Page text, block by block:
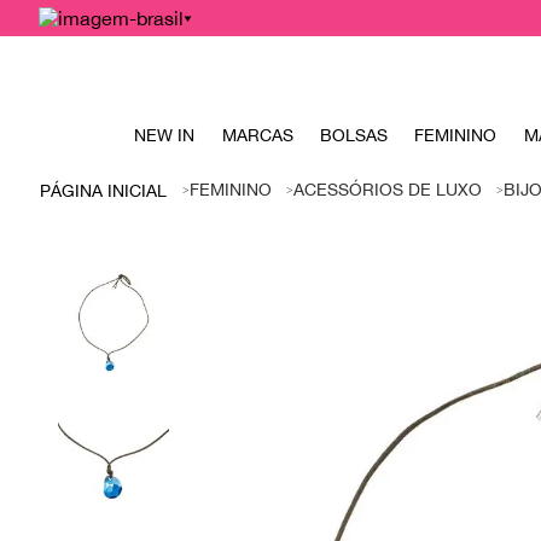
NEW IN MARCAS BOLSAS FEMININO
FEMININO ACESSÓRIOS DE LUXO